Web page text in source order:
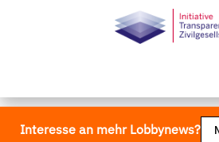
Interesse an mehr Lobbynews?